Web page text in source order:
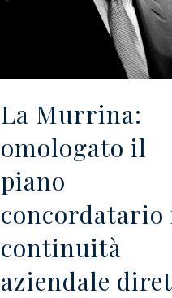
La Murrina:
omologato il
piano
concordatario
continuità
aziendale